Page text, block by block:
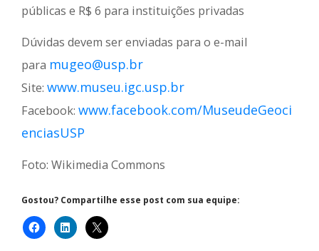
públicas e R$ 6 para instituições privadas
Dúvidas devem ser enviadas para o e-mail
para mugeo@usp.br
Site: www.museu.igc.usp.br
Facebook: www.facebook.com/MuseudeGeoci
enciasUSP
Foto: Wikimedia Commons
Gostou? Compartilhe esse post com sua equipe: